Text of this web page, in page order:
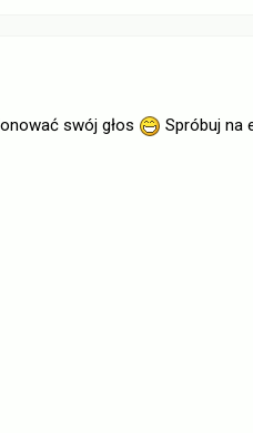
swój głos Spróbuj na